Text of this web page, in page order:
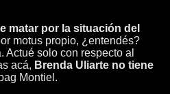
matar por la situación del
motus propio, ¿entendés?
Actué solo con respecto al
acá, Brenda Uliarte no tiene
Montiel.